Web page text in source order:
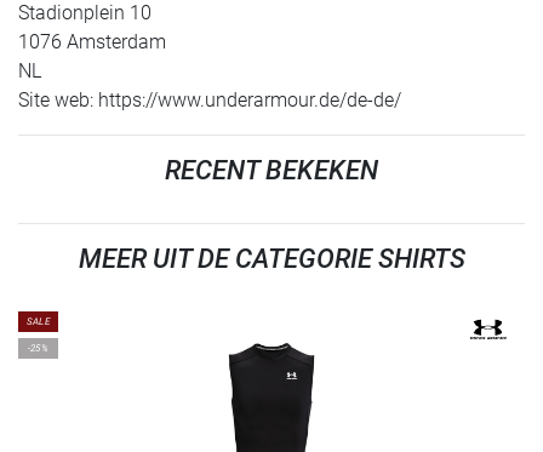
Stadionplein 10
1076 Amsterdam
NL
Site web: https://www.underarmour.de/de-de/
RECENT BEKEKEN
MEER UIT DE CATEGORIE SHIRTS
SALE
-25%